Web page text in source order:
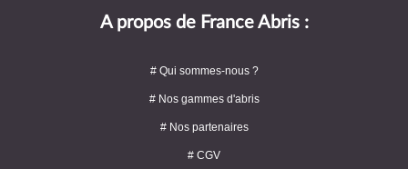
A propos de France Abris :
# Qui sommes-nous ?
# Nos gammes d'abris
# Nos partenaires
# CGV